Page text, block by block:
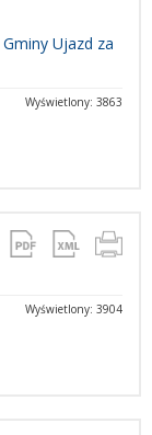
Ujazd za
Wyświetlony: 3863
Wyświetlony: 3904